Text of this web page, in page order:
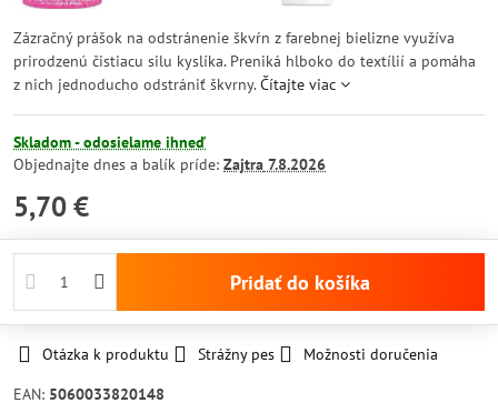
Zázračný prášok na odstránenie škvŕn z farebnej bielizne využíva
prirodzenú čistiacu silu kyslíka. Preniká hlboko do textílií a pomáha
z nich jednoducho odstrániť škvrny.Čítajte viac
Skladom - odosielame ihneď
Objednajte dnes a balík príde: Zajtra 7.8.2026
5,70 €
Pridať do košíka
Otázka k produktu Strážny pes
Možnosti doručenia
EAN: 5060033820148